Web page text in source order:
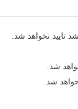
تایید نخواهد شد.
شد.
شد.